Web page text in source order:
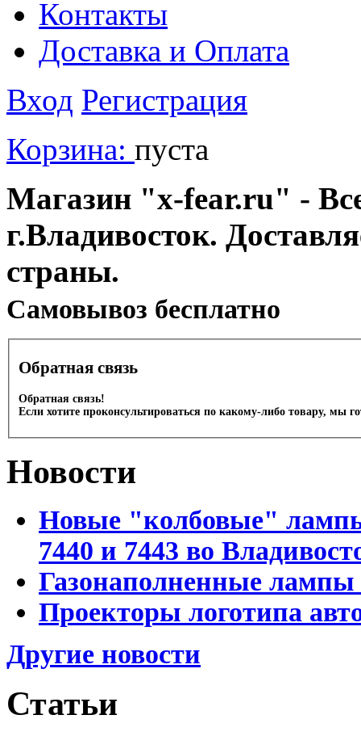
Контакты
Доставка и Оплата
Вход Регистрация
Корзина: пуста
Магазин "x-fear.ru" -
г.Владивосток.
страны.
Cамовывоз бесплатно
Обратная связь
Обратная связь!
Если хотите проконсультироваться по какому-либо товару, мы
Новости
Новые "колбовые"
7440 и 7443 во
Газонаполненные лампы
Проекторы логотипа
Другие новости
Статьи